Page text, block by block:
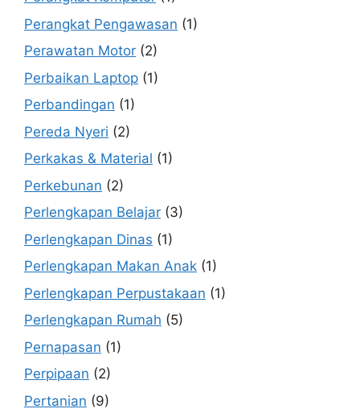
Perangkat Pengawasan (1)
Perawatan Motor (2)
Perbaikan Laptop (1)
Perbandingan (1)
Pereda Nyeri (2)
Perkakas & Material (1)
Perkebunan (2)
Perlengkapan Belajar (3)
Perlengkapan Dinas (1)
Perlengkapan Makan Anak (1)
Perlengkapan Perpustakaan (1)
Perlengkapan Rumah (5)
Pernapasan (1)
Perpipaan (2)
Pertanian (9)